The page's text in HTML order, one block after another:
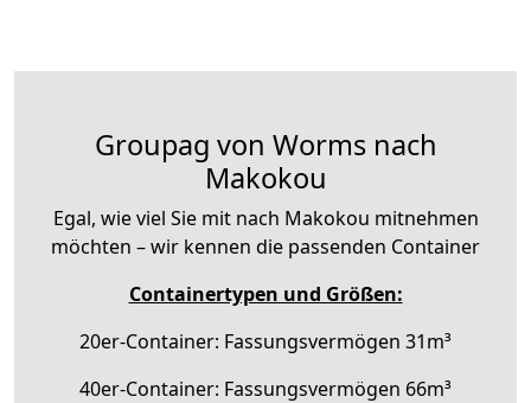
Groupag von Worms nach
Makokou
Egal, wie viel Sie mit nach Makokou mitnehmen
möchten – wir kennen die passenden Container
Containertypen und Größen:
20er-Container: Fassungsvermögen 31m³
40er-Container: Fassungsvermögen 66m³